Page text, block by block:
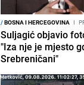
/BOSNA I HERCEGOVINA I
Suljagić objavio
"Iza nje je mjesto
Srebreničani"